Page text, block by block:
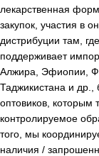
лекарственная
закупок, участия в
дистрибуции там,
поддерживает
Алжира, Эфиопии,
Таджикистана и др.,
оптовиков, которым
контролируемое
того, мы
наличия /